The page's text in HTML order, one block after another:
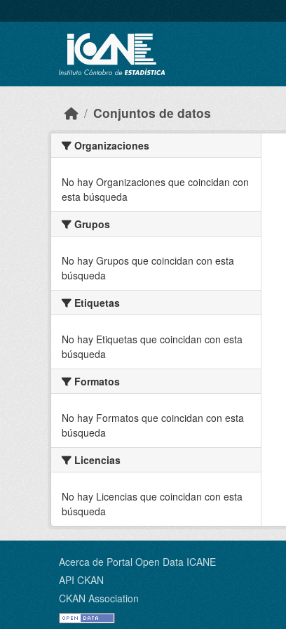
Conjuntos de datos
Organizaciones
No hay Organizaciones que coincidan con
esta búsqueda
Grupos
No hay Grupos que coincidan con esta
búsqueda
Etiquetas
No hay Etiquetas que coincidan con esta
búsqueda
Formatos
No hay Formatos que coincidan con esta
búsqueda
Licencias
No hay Licencias que coincidan con esta
búsqueda
Acerca de Portal Open Data ICANE
API CKAN
CKAN Association